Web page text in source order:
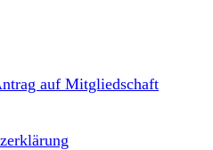
auf Mitgliedschaft